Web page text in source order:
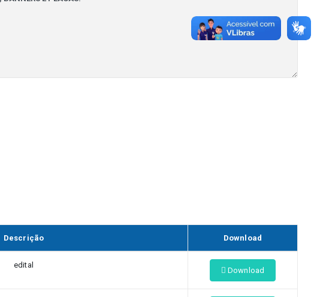
Descrição Download
edital
Download